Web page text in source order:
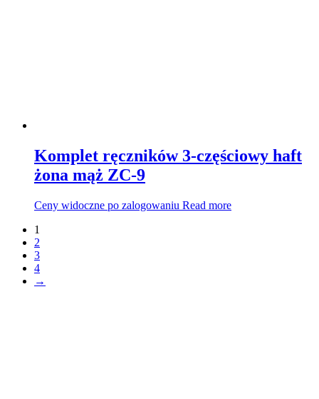
Komplet ręczników 3-częściowy haft
żona mąż ZC-9
Ceny widoczne po zalogowaniu Read more
1
2
3
4
→